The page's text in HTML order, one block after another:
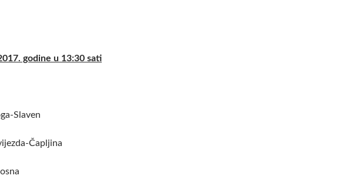
godine u 13:30 sati
Slaven
Čapljina